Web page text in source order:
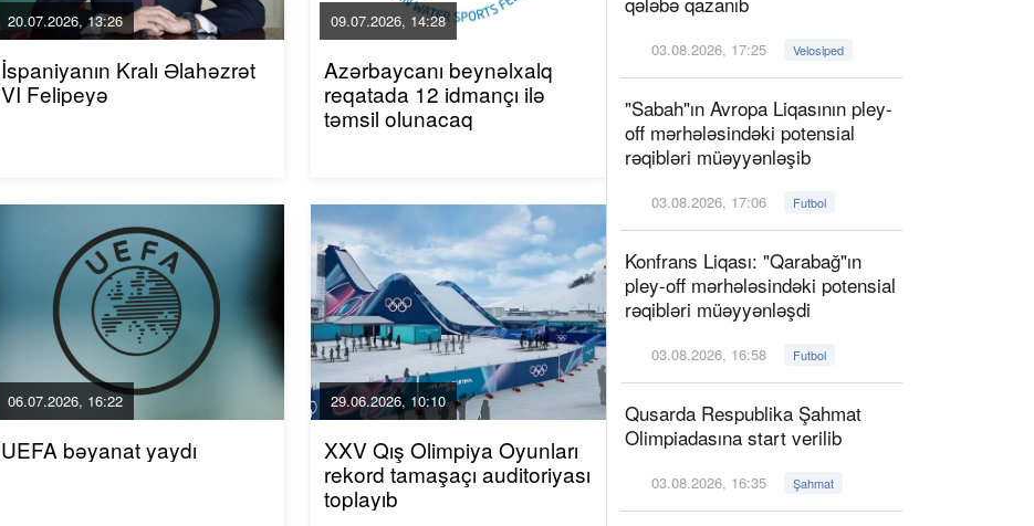
20.07.2026, 13:26
İspaniyanın Kralı Əlahəzrət
VI Felipeyə
09.07.2026, 14:28
Azərbaycanı beynəlxalq
reqatada 12 idmançı ilə
təmsil olunacaq
06.07.2026, 16:22
UEFA bəyanat yaydı
29.06.2026, 10:10
XXV Qış Olimpiya Oyunları
rekord tamaşaçı auditoriyası
toplayıb
03.08.2026, 17:25 Velosiped
"Sabah"ın Avropa Liqasının pley-
off mərhələsindəki potensial
rəqibləri müəyyənləşib
03.08.2026, 17:06 Futbol
Konfrans Liqası: "Qarabağ"ın
pley-off mərhələsindəki potensial
rəqibləri müəyyənləşdi
03.08.2026, 16:58 Futbol
Qusarda Respublika Şahmat
Olimpiadasına start verilib
03.08.2026, 16:35 Şahmat